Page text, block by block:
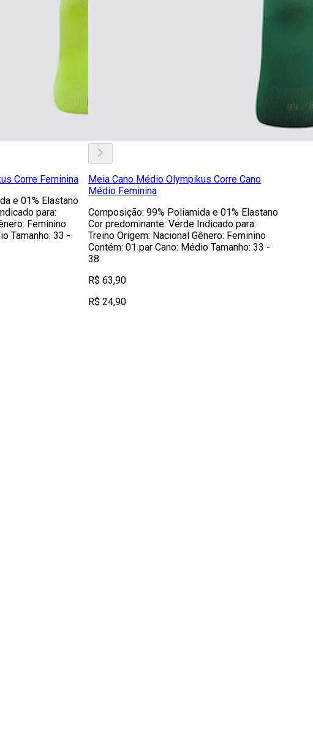
Corre Feminina
e 01% Elastano
para:
Feminino
Tamanho: 33 -
Meia Cano Médio Olympikus Corre Cano
Médio Feminina
Composição: 99% Poliamida e 01% Elastano
Cor predominante: Verde Indicado para:
Treino Origem: Nacional Gênero: Feminino
Contém: 01 par Cano: Médio Tamanho: 33 -
38
R$ 63,90
R$ 24,90